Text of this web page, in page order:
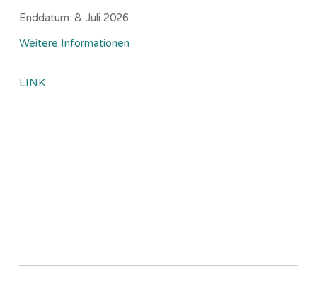
Enddatum: 8. Juli 2026
Weitere Informationen
LINK